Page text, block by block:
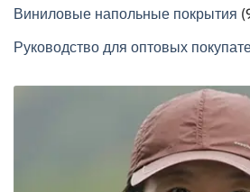
Виниловые напольные покрытия
Руководство для оптовых